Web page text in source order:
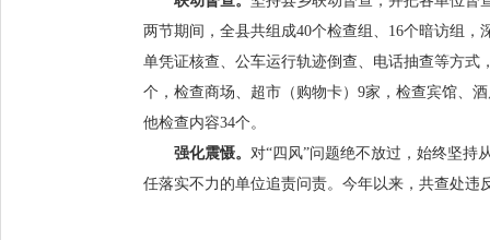
两节期间，全县共组成40个检查组、16个暗访组
单凭证核查、公车运行轨迹倒查、电话抽查等方
个，检查商场、超市（购物卡）9家，检查宾馆、
他检查内容34个。
强化震慑。 对“四风”问题绝不放过，始终坚持
任落实不力的单位追责问责。今年以来，共查处违